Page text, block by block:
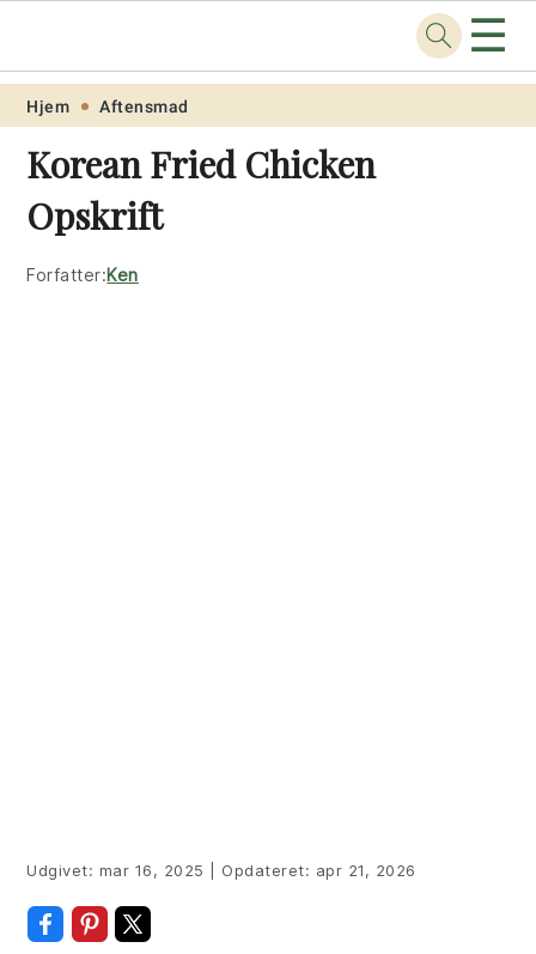
Skip
primary
navigation
Skip
main
content
Skip
primary
sidebar
Skip
footer
Opskrift.net ☰
Hjem Aftensmad
Korean Fried Chicken
Opskrift
Forfatter:Ken
Udgivet: mar 16, 2025 Opdateret: apr 21, 2026